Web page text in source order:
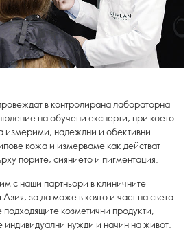
в контролирана лабораторна
на обучени експерти, при което
измерими, надеждни и обективни.
кожа и измерваме как действат
порите, сиянието и пигментация.
с наши партньори в клиничните
за да може в която и част на света
козметични продукти,
индивидуални нужди и начин на живот.